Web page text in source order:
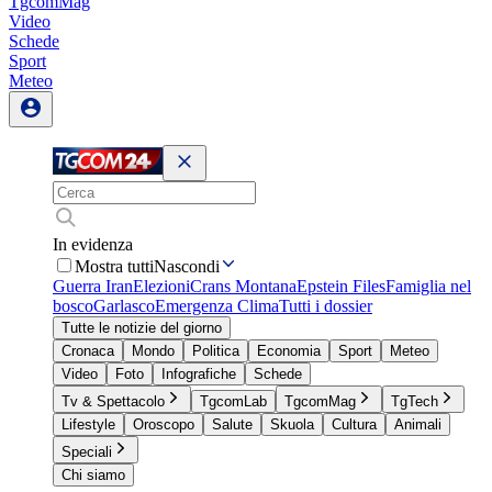
Video
Schede
Sport
Meteo
In evidenza
Mostra tuttiNascondi
Guerra IranElezioniCrans MontanaEpstein FilesFamiglia nel
boscoGarlascoEmergenza ClimaTutti i dossier
Tutte le notizie del giorno
Cronaca
Mondo Politica Economia Sport
Meteo
Video
Foto Infografiche
Schede
Tv & Spettacolo
TgcomLab TgcomMag
TgTech
Lifestyle
Oroscopo Salute Skuola Cultura
Animali
Speciali
Chi siamo